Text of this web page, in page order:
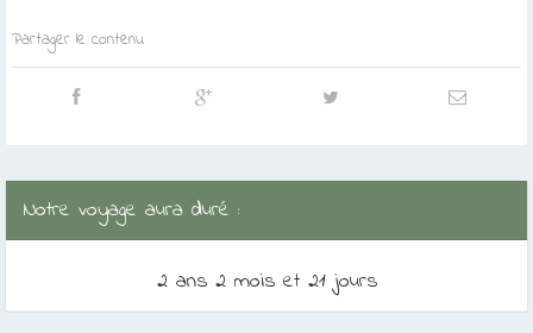
Partager le contenu
Notre voyage aura duré :
2 ans 2 mois et 21 jours